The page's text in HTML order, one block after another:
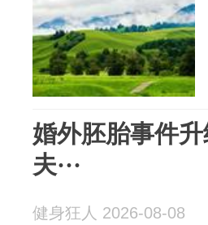
婚外胚胎事件
夫···
健身狂人 2026-08-08